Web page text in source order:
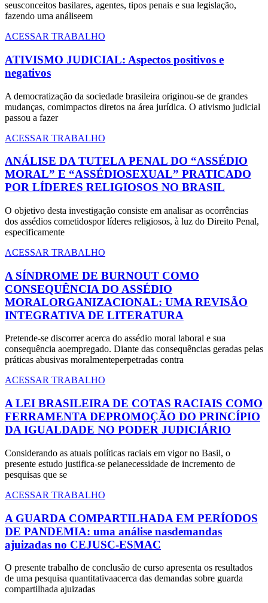
seusconceitos basilares, agentes, tipos penais e sua legislação,
fazendo uma análiseem
ACESSAR TRABALHO
ATIVISMO JUDICIAL: Aspectos positivos e
negativos
A democratização da sociedade brasileira originou-se de grandes
mudanças, comimpactos diretos na área jurídica. O ativismo judicial
passou a fazer
ACESSAR TRABALHO
ANÁLISE DA TUTELA PENAL DO “ASSÉDIO
MORAL” E “ASSÉDIOSEXUAL” PRATICADO
POR LÍDERES RELIGIOSOS NO BRASIL
O objetivo desta investigação consiste em analisar as ocorrências
dos assédios cometidospor líderes religiosos, à luz do Direito Penal,
especificamente
ACESSAR TRABALHO
A SÍNDROME DE BURNOUT COMO
CONSEQUÊNCIA DO ASSÉDIO
MORALORGANIZACIONAL: UMA REVISÃO
INTEGRATIVA DE LITERATURA
Pretende-se discorrer acerca do assédio moral laboral e sua
consequência aoempregado. Diante das consequências geradas pelas
práticas abusivas moralmenteperpetradas contra
ACESSAR TRABALHO
A LEI BRASILEIRA DE COTAS RACIAIS COMO
FERRAMENTA DEPROMOÇÃO DO PRINCÍPIO
DA IGUALDADE NO PODER JUDICIÁRIO
Considerando as atuais políticas raciais em vigor no Basil, o
presente estudo justifica-se pelanecessidade de incremento de
pesquisas que se
ACESSAR TRABALHO
A GUARDA COMPARTILHADA EM PERÍODOS
DE PANDEMIA: uma análise nasdemandas
ajuizadas no CEJUSC-ESMAC
O presente trabalho de conclusão de curso apresenta os resultados
de uma pesquisa quantitativaacerca das demandas sobre guarda
compartilhada ajuizadas